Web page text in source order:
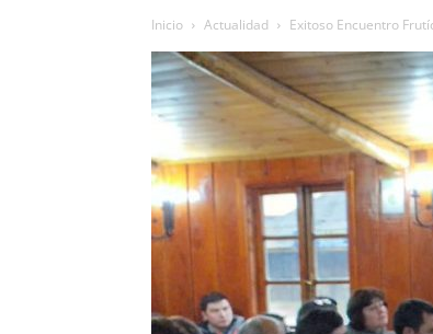
Inicio Actualidad Exitoso Encuentro